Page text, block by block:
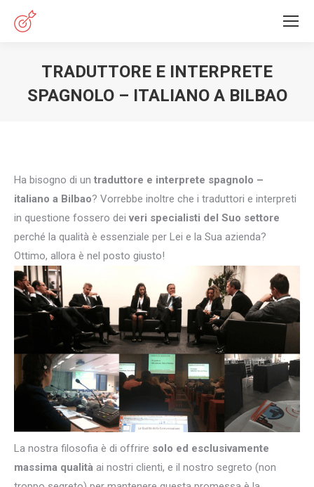
TRADUTTORE E INTERPRETE
SPAGNOLO – ITALIANO A BILBAO
Ha bisogno di un traduttore e interprete spagnolo –
italiano a Bilbao? Vorrebbe inoltre che i traduttori e interpreti
in questione fossero dei veri specialisti del Suo settore
perché la qualità è essenziale per Lei e la Sua azienda?
Ottimo, allora è nel posto giusto!
La nostra filosofia è di offrire solo ed esclusivamente
massima qualità ai nostri clienti, e il nostro segreto (non